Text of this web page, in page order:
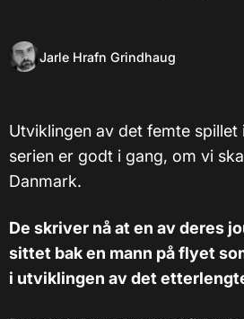
Jarle Hrafn Grindhaug
Utviklingen av det femte spillet
serien er godt i gang, om vi
Danmark.
De skriver nå at en av deres
sittet bak en mann på flyet
i utviklingen av det